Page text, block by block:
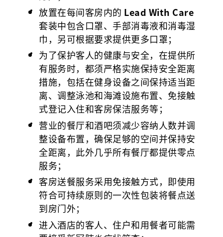
放置在每间客房内的 Lead With Care
套装中包含口罩、手部消毒液和消毒湿
巾，另可根据要求提供更多口罩；
为了保护客人的健康与安全，在提供所
有服务时，都须严格实施保持安全距离
措施，包括在健身设备之间保持适当距
离、调整泳池和海滩设施布置、免接触
式登记入住和客房保洁服务等；
营业的餐厅和酒吧须减少容纳人数并调
整设备布置，确保足够的空间并保持安
全距离，此外几乎所有餐厅都提供零点
服务；
客房送餐服务采用免接触方式，即使用
符合可持续原则的一次性包装将餐点送
到房门外；
进入酒店的客人、住户和用餐者可能需